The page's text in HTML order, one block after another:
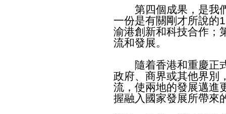
第四個成果，是我
一份是有關剛才所說的
渝港創新和科技合作；
流和發展。
隨着香港和重慶正式
政府、商界或其他界別
流，使兩地的發展邁進
握融入國家發展所帶來